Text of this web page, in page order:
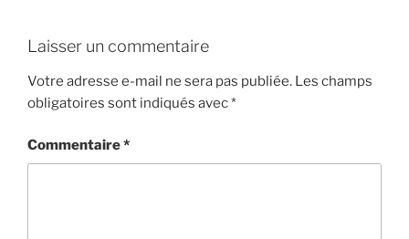
Laisser un commentaire
Votre adresse e-mail ne sera pas publiée. Les champs
obligatoires sont indiqués avec*
Commentaire*